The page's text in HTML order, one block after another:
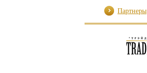
Партнеры